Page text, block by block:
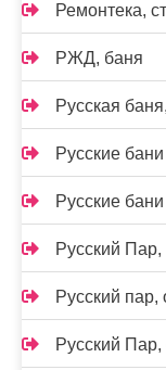
Ремонтека,
РЖД, баня
Русская
Русские бани
Русские
Русский Пар,
Русский пар,
Русский Пар,